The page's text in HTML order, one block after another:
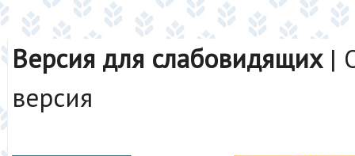
Версия для слабовидящих|
версия